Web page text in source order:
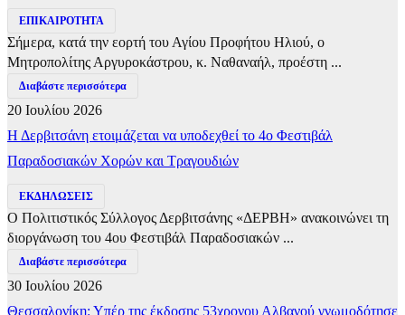
ΕΠΙΚΑΙΡΟΤΗΤΑ
Σήμερα, κατά την εορτή του Αγίου Προφήτου Ηλιού, ο
Μητροπολίτης Αργυροκάστρου, κ. Ναθαναήλ, προέστη ...
Διαβάστε περισσότερα
20 Ιουλίου 2026
Η Δερβιτσάνη ετοιμάζεται να υποδεχθεί το 4ο Φεστιβάλ
Παραδοσιακών Χορών και Τραγουδιών
ΕΚΔΗΛΩΣΕΙΣ
Ο Πολιτιστικός Σύλλογος Δερβιτσάνης «ΔΕΡΒΗ» ανακοινώνει τη
διοργάνωση του 4ου Φεστιβάλ Παραδοσιακών ...
Διαβάστε περισσότερα
30 Ιουλίου 2026
Θεσσαλονίκη: Υπέρ της έκδοσης 53χρονου Αλβανού γνωμοδότησε